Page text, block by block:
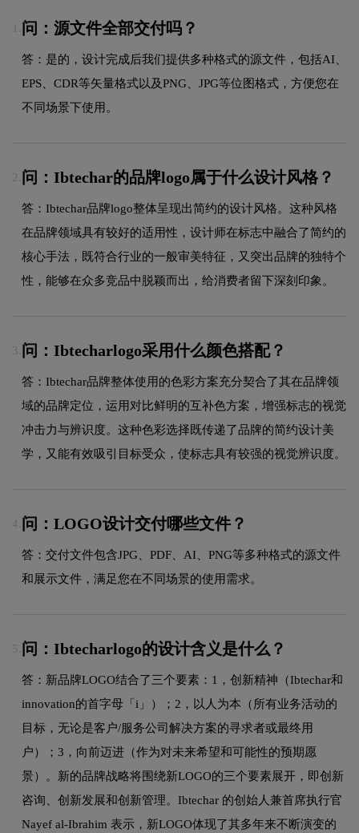
问：源文件全部交付吗？
答：是的，设计完成后我们提供多种格式的源文件，包括AI、
EPS、CDR等矢量格式以及PNG、JPG等位图格式，方便您在
不同场景下使用。
2. 问：Ibtechar的品牌logo属于什么设计风格？
答：Ibtechar品牌logo整体呈现出简约的设计风格。这种风格
在品牌领域具有较好的适用性，设计师在标志中融合了简约的
核心手法，既符合行业的一般审美特征，又突出品牌的独特个
性，能够在众多竞品中脱颖而出，给消费者留下深刻印象。
3. 问：Ibtecharlogo采用什么颜色搭配？
答：Ibtechar品牌整体使用的色彩方案充分契合了其在品牌领
域的品牌定位，运用对比鲜明的互补色方案，增强标志的视觉
冲击力与辨识度。这种色彩选择既传递了品牌的简约设计美
学，又能有效吸引目标受众，使标志具有较强的视觉辨识度。
4. 问：LOGO设计交付哪些文件？
答：交付文件包含JPG、PDF、AI、PNG等多种格式的源文件
和展示文件，满足您在不同场景的使用需求。
5. 问：Ibtecharlogo的设计含义是什么？
答：新品牌LOGO结合了三个要素：1，创新精神（Ibtechar和
innovation的首字母「i」）；2，以人为本（所有业务活动的
目标，无论是客户/服务公司解决方案的寻求者或最终用
户）；3，向前迈进（作为对未来希望和可能性的预期愿
景）。新的品牌战略将围绕新LOGO的三个要素展开，即创新
咨询、创新发展和创新管理。Ibtechar 的创始人兼首席执行官
Nayef al-Ibrahim 表示，新LOGO体现了其多年来不断演变的